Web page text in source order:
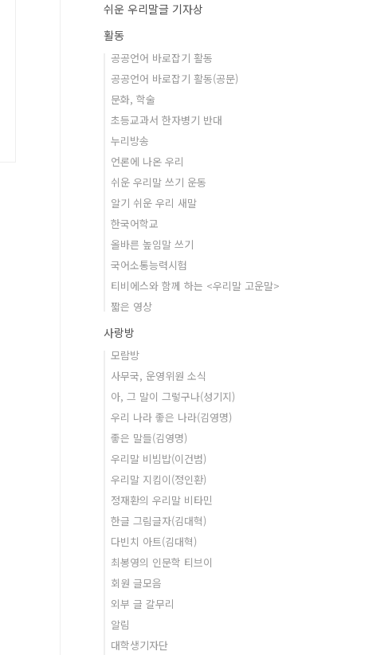
쉬운 우리말글 기자상
활동
공공언어 바로잡기 활동
공공언어 바로잡기 활동(공문)
문화, 학술
초등교과서 한자병기 반대
누리방송
언론에 나온 우리
쉬운 우리말 쓰기 운동
알기 쉬운 우리 새말
한국어학교
올바른 높임말 쓰기
국어소통능력시험
티비에스와 함께 하는 <우리말 고운말>
짧은 영상
사랑방
모람방
사무국, 운영위원 소식
아, 그 말이 그렇구나(성기지)
우리 나라 좋은 나라(김영명)
좋은 말들(김영명)
우리말 비빔밥(이건범)
우리말 지킴이(정인환)
정재환의 우리말 비타민
한글 그림글자(김대혁)
다빈치 아트(김대혁)
최봉영의 인문학 티브이
회원 글모음
외부 글 갈무리
알림
대학생기자단